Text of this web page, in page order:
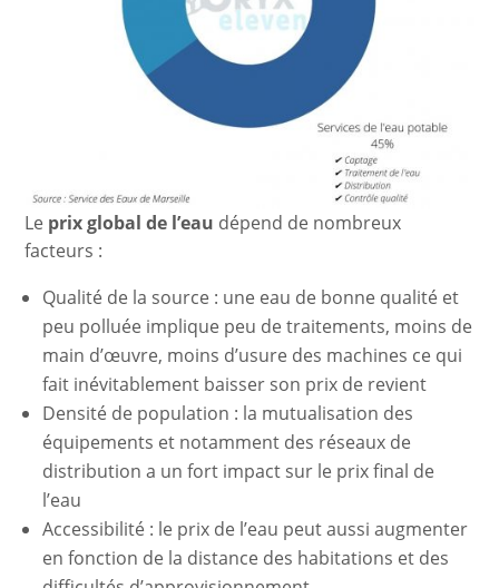
Le prix global de l’eau dépend de nombreux
facteurs :
Qualité de la source : une eau de bonne qualité et
peu polluée implique peu de traitements, moins de
main d’œuvre, moins d’usure des machines ce qui
fait inévitablement baisser son prix de revient
Densité de population : la mutualisation des
équipements et notamment des réseaux de
distribution a un fort impact sur le prix final de
l’eau
Accessibilité : le prix de l’eau peut aussi augmenter
en fonction de la distance des habitations et des